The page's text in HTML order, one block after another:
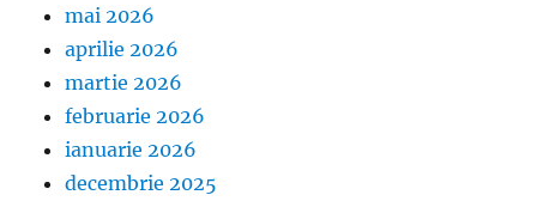
mai 2026
aprilie 2026
martie 2026
februarie 2026
ianuarie 2026
decembrie 2025